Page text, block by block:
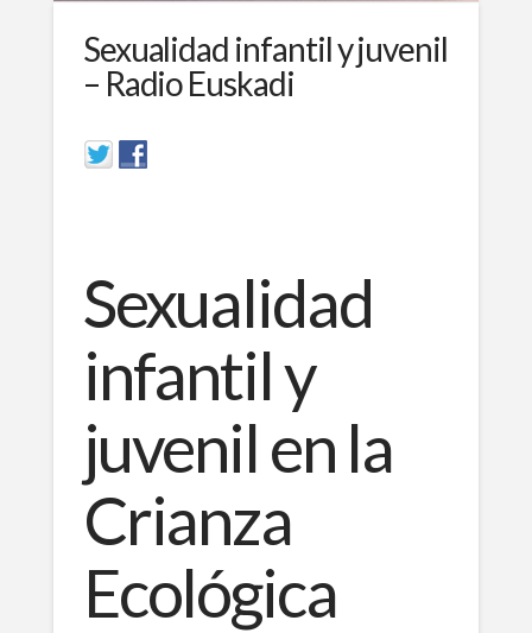
Sexualidad infantil y juvenil
– Radio Euskadi
Sexualidad
infantil y
juvenil en la
Crianza
Ecológica